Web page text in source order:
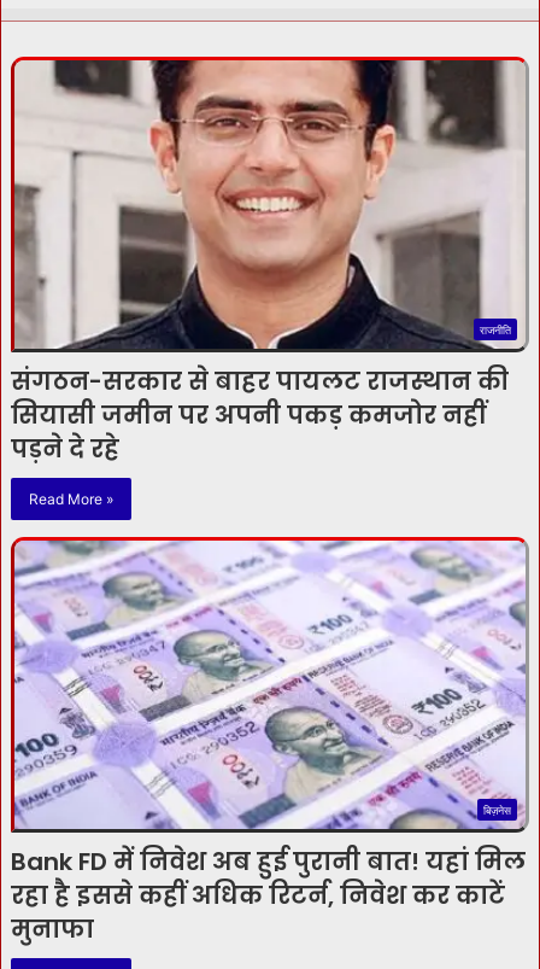
राजनीति
संगठन-सरकार से बाहर पायलट राजस्थान की
सियासी जमीन पर अपनी पकड़ कमजोर नहीं
पड़ने दे रहे
Read More »
बिज़नेस
Bank FD में निवेश अब हुई पुरानी बात! यहां मिल
रहा है इससे कहीं अधिक रिटर्न, निवेश कर काटें
मुनाफा